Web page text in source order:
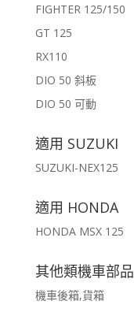
FIGHTER 125/150
GT 125
RX110
DIO 50 斜板
DIO 50 可動
適用 SUZUKI
SUZUKI-NEX125
適用 HONDA
HONDA MSX 125
其他類機車部品
機車後箱,貨箱